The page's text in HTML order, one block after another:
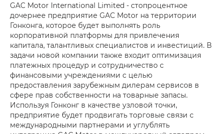
GAC Motor International Limited - стопроцентное
дочернее предприятие GAC Motor на территории
Гонконга, которое будет выполнять роль
корпоративной платформы для привлечения
капитала, талантливых специалистов и инвестиций. В
задачи новой компании также входит оптимизация
платежных процедур и сотрудничество с
финансовыми учреждениями с целью
предоставления зарубежным дилерам сервисов в
сфере прав собственности на товарные запасы.
Используя Гонконг в качестве узловой точки,
предприятие будет продвигать торговые связи с
международными партнерами и углублять